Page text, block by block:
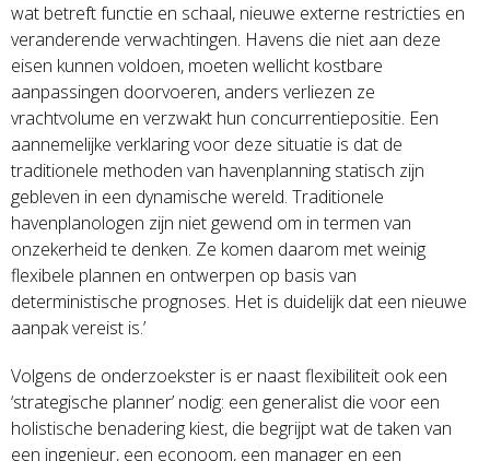
wat betreft functie en schaal, nieuwe externe restricties en
veranderende verwachtingen. Havens die niet aan deze
eisen kunnen voldoen, moeten wellicht kostbare
aanpassingen doorvoeren, anders verliezen ze
vrachtvolume en verzwakt hun concurrentiepositie. Een
aannemelijke verklaring voor deze situatie is dat de
traditionele methoden van havenplanning statisch zijn
gebleven in een dynamische wereld. Traditionele
havenplanologen zijn niet gewend om in termen van
onzekerheid te denken. Ze komen daarom met weinig
flexibele plannen en ontwerpen op basis van
deterministische prognoses. Het is duidelijk dat een nieuwe
aanpak vereist is.’
Volgens de onderzoekster is er naast flexibiliteit ook een
‘strategische planner’ nodig: een generalist die voor een
holistische benadering kiest, die begrijpt wat de taken van
een ingenieur, een econoom, een manager en een